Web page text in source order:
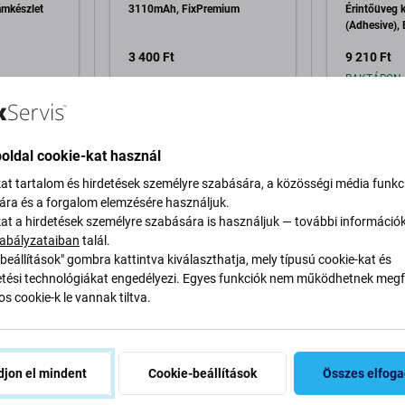
3110mAh, FixPremium
3 400 Ft
Érintőüveg
(Adhesive),
9 210 Ft
Leírás és specifikáció
cookie-kat használ
tartalom és hirdetések személyre szabására, a közösségi média
és a forgalom elemzésére használjuk.
a hirdetések személyre szabására is használjuk — további
talál.
beállítások" gombra kattintva kiválaszthatja, mely típusú cookie-kat és
technológiákat engedélyezi. Egyes funkciók nem működhetnek
cookie-k le vannak tiltva.
el mindent Cookie-beállítások Összes